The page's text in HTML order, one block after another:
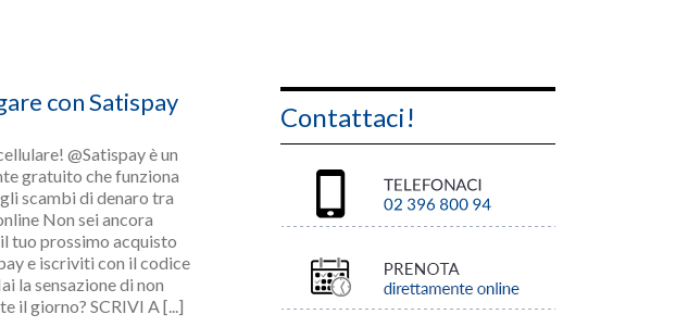
con Satispay
@Satispay è un
gratuito che funziona
scambi di denaro tra
Non sei ancora
tuo prossimo acquisto
e iscriviti con il codice
la sensazione di non
il giorno? SCRIVI A [...]
Contattaci!